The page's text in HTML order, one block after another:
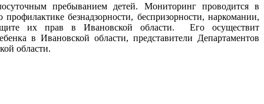
пребыванием детей. Мониторинг проводитсяв
профилактике безнадзорности, беспризорности,наркомании,
их прав в Ивановской области. Его осуществит
в Ивановской области, представители Департаментов
области.